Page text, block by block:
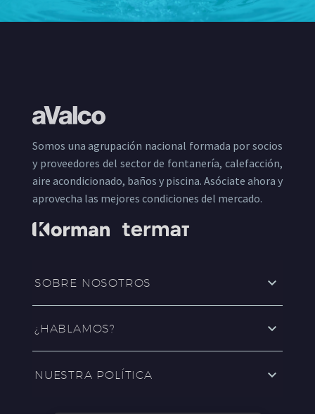
Somos una agrupación nacional formada por socios
y proveedores del sector de fontanería, calefacción,
aire acondicionado, baños y piscina. Asóciate ahora y
aprovecha las mejores condiciones del mercado.
SOBRE NOSOTROS
¿HABLAMOS?
NUESTRA POLÍTICA